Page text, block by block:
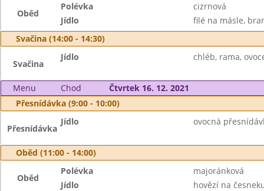
Oběd
Polévka
cizrnová
Jídlo
filé na másle,
Svačina (14:00 - 14:30)
Svačina
Jídlo chléb, rama,
Menu Chod
Čtvrtek 16. 12. 2021
Přesnídávka (9:00 - 10:00)
Přesnídávka
Jídlo ovocná
Oběd (11:00 - 14:00)
Oběd
Polévka
majoránková
Jídlo
hovězí na